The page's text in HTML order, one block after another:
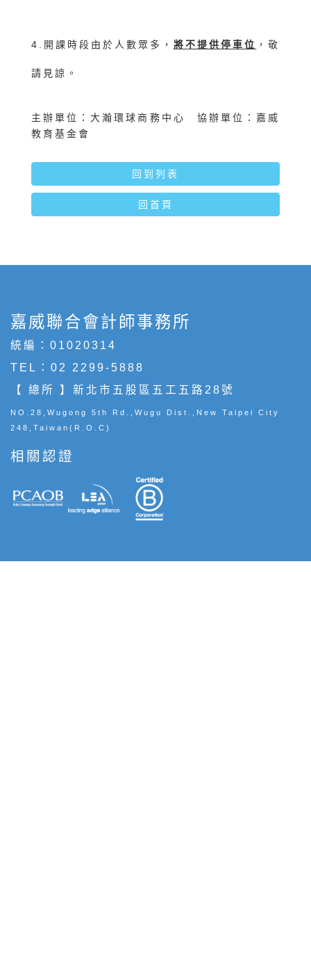
4.開課時段由於人數眾多，將不提供停車位 ，敬
請見諒。
主辦單位：大瀚環球商務中心 協辦單位：嘉威
教育基金會
回到列表
回首頁
嘉威聯合會計師事務所
統編：01020314
TEL： 02 2299-5888
【 總所 】新北市五股區五工五路28號
NO.28,Wugong 5th Rd.,Wugu Dist.,New Taipei City
248,Taiwan(R.O.C)
相關認證